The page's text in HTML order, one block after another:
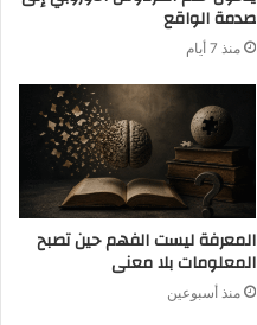
صدمة الواقع
منذ 7 أيام
المعرفة ليست الفهم حين تصبح
المعلومات بلا معنى
منذ أسبوعين